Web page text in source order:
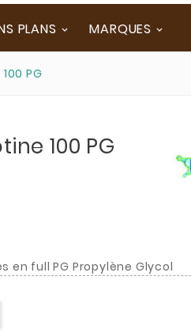
PLANS MARQUES
PG
100 PG
en full PG Propylène Glycol